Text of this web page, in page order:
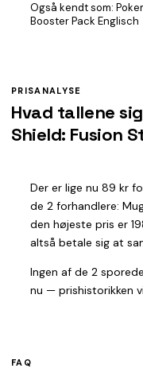
Også kendt som:
Booster Pack Englisch
PRISANALYSE
Hvad tallene
Shield: Fusion
Der er lige nu 89 kr
de 2 forhandlere:
den højeste pris er
altså betale sig at
Ingen af de 2
nu — prishistorikken
FAQ